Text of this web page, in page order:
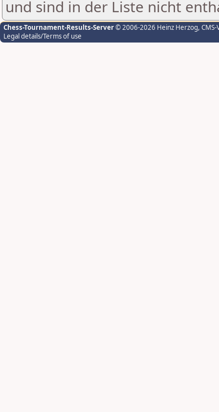
und sind in der Liste nicht
Chess-Tournament-Results-Server© 2006-2026 Heinz Herzog,
Legal details/Terms of use